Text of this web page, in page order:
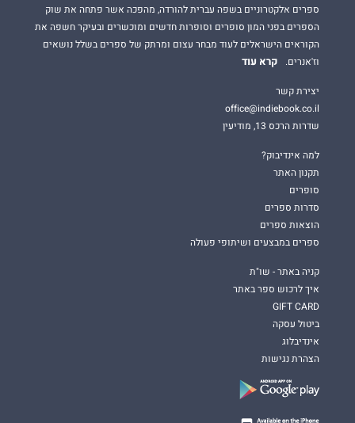
ספרים אלקטרוניים בשפה עברית להורדה, מהפכה אשר פתחה את שוק
הספרים בפני המון סופרים וסופרות חדשים ומוכשרים ובעיקר חשפה את
הקוראים הישראלים לעוד מבחר עצום ומרתק של ספרים בשלל נושאים
וז'אנרים.
קרא עוד
יצירת קשר
office@indiebook.co.il
שדרות הרכס 13, מודיעין
למה אינדיבוק?
תקנון האתר
סופרים
סדרות ספרים
הוצאות ספרים
ספרים במבצעים ושיתופי פעולה
קניה באתר - שו"ת
איך לרכוש ספר באתר
GIFT CARD
ביטול עסקה
אינדיבלוג
הצהרת נגישות